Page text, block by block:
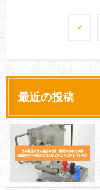
<
最近の投稿